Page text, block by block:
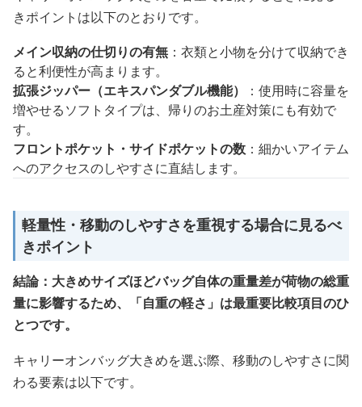
きポイントは以下のとおりです。
メイン収納の仕切りの有無 ：衣類と小物を分けて収納でき
ると利便性が高まります。
拡張ジッパー（エキスパンダブル機能）
：使用時に容量を
増やせるソフトタイプは、帰りのお土産対策にも有効で
す。
フロントポケット・サイドポケットの数 ：細かいアイテム
へのアクセスのしやすさに直結します。
軽量性・移動のしやすさを重視する場合に見るべ
きポイント
結論：大きめサイズほどバッグ自体の重量差が荷物の総重
量に影響するため、「自重の軽さ」は最重要比較項目のひ
とつです。
キャリーオンバッグ大きめを選ぶ際、移動のしやすさに関
わる要素は以下です。